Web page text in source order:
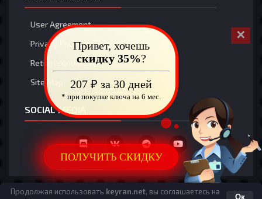
✕
Привет, хочешь
скидку 35%?
207 ₽ за 30 дней
* при покупке ключа на 6 мес.
ПОЛУЧИТЬ СКИДКУ
User Agreement
Privacy Policy
Return conditions
Site Map
SOCIAL MEDIA
Язык Политика конфиденциальности